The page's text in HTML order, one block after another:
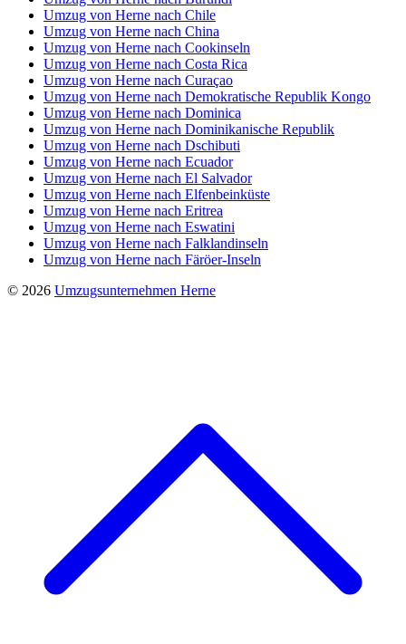
Umzug von Herne nach Chile
Umzug von Herne nach China
Umzug von Herne nach Cookinseln
Umzug von Herne nach Costa Rica
Umzug von Herne nach Curaçao
Umzug von Herne nach Demokratische Republik Kongo
Umzug von Herne nach Dominica
Umzug von Herne nach Dominikanische Republik
Umzug von Herne nach Dschibuti
Umzug von Herne nach Ecuador
Umzug von Herne nach El Salvador
Umzug von Herne nach Elfenbeinküste
Umzug von Herne nach Eritrea
Umzug von Herne nach Eswatini
Umzug von Herne nach Falklandinseln
Umzug von Herne nach Färöer-Inseln
© 2026 Umzugsunternehmen Herne